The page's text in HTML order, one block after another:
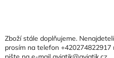
aZboží stále doplňujeme.
prosím na telefon